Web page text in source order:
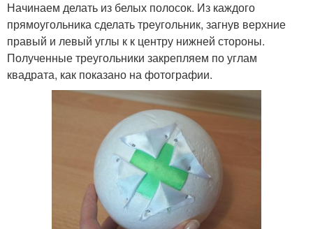
Начинаем делать из белых полосок. Из каждого
прямоугольника сделать треугольник, загнув верхние
правый и левый углы к к центру нижней стороны.
Полученные треугольники закрепляем по углам
квадрата, как показано на фотографии.